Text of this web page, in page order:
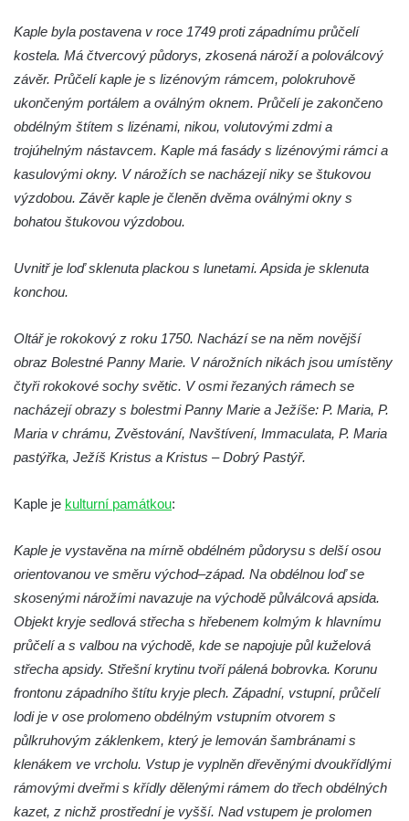
Poutní areál Římov
Kostel svatého Ducha v poutním areálu
Římov
Křížová cesta Římov – XXV. kaple – Boží
hrob
Křížová cesta Římov – XXIV. kaple – Pieta
Křížová cesta Římov – XXIII. kaple –
Křížová cesta Římov – XXII. kaple – Šimon
Popravní brána
Křížová cesta Římov – XX. kaple – Svatá
Veronika potkává Ježíše a utírá mu do své
roušky pot z tváře
Křížová cesta Římov – XIX. kaple – Kristus
kříž nesoucí potkává Pannu Marii
Křížová cesta Římov – XVII. kaple – Velký
Pilát
Křížová cesta Římov – XVI. kaple – U
Herodesa
Křížová cesta Římov – XV. kaple – Malý
Pilát
Křížová cesta Římov – XIV. kaple – U
Kaifáše (U Děvečky)
Křížová cesta Římov – XII. kaple – Vodní
Kaple byla postavena v roce 1749 proti západnímu průčelí
kostela. Má čtvercový půdorys, zkosená nároží a poloválcový
závěr. Průčelí kaple je s lizénovým rámcem, polokruhově
ukončeným portálem a oválným oknem. Průčelí je zakončeno
obdélným štítem s lizénami, nikou, volutovými zdmi a
trojúhelným nástavcem. Kaple má fasády s lizénovými rámci a
kasulovými okny. V nárožích se nacházejí niky se štukovou
výzdobou. Závěr kaple je členěn dvěma oválnými okny s
bohatou štukovou výzdobou.
Uvnitř je loď sklenuta plackou s lunetami. Apsida je sklenuta
konchou.
Oltář je rokokový z roku 1750. Nachází se na něm novější
obraz Bolestné Panny Marie. V nárožních nikách jsou umístěny
čtyři rokokové sochy světic. V osmi řezaných rámech se
nacházejí obrazy s bolestmi Panny Marie a Ježíše: P. Maria, P.
Maria v chrámu, Zvěstování, Navštívení, Immaculata, P. Maria
pastýřka, Ježíš Kristus a Kristus – Dobrý Pastýř.
Kaple je kulturní památkou:
Kaple je vystavěna na mírně obdélném půdorysu s delší osou
orientovanou ve směru východ–západ. Na obdélnou loď se
skosenými nárožími navazuje na východě půlválcová apsida.
Objekt kryje sedlová střecha s hřebenem kolmým k hlavnímu
průčelí a s valbou na východě, kde se napojuje půl kuželová
střecha apsidy. Střešní krytinu tvoří pálená bobrovka. Korunu
frontonu západního štítu kryje plech. Západní, vstupní, průčelí
lodi je v ose prolomeno obdélným vstupním otvorem s
půlkruhovým záklenkem, který je lemován šambránami s
klenákem ve vrcholu. Vstup je vyplněn dřevěnými dvoukřídlými
rámovými dveřmi s křídly dělenými rámem do třech obdélných
kazet, z nichž prostřední je vyšší. Nad vstupem je prolomen